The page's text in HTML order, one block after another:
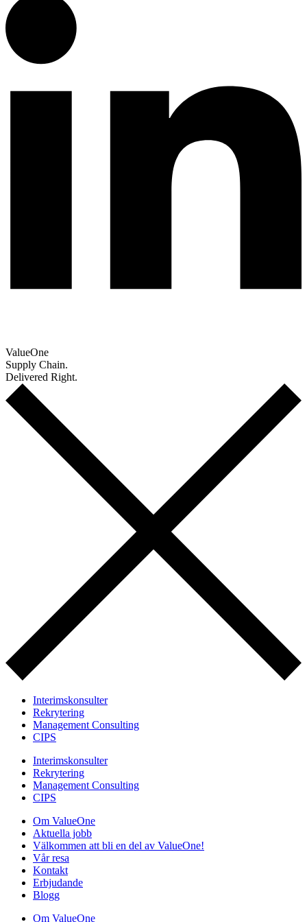
ValueOne
Supply Chain.
Delivered Right.
Interimskonsulter
Rekrytering
Management Consulting
CIPS
Interimskonsulter
Rekrytering
Management Consulting
CIPS
Om ValueOne
Aktuella jobb
Välkommen att bli en del av ValueOne!
Vår resa
Kontakt
Erbjudande
Blogg
Om ValueOne